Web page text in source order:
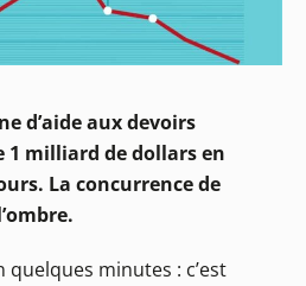
d’aide aux devoirs
1 milliard de dollars en
La concurrence de
minutes : c’est